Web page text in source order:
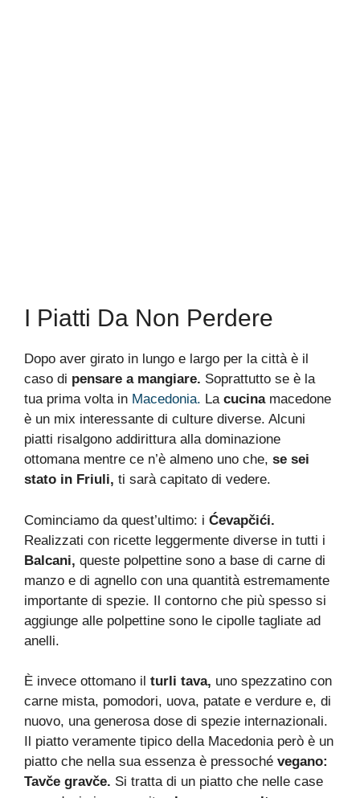
I Piatti Da Non Perdere
Dopo aver girato in lungo e largo per la città è il
caso di pensare a mangiare. Soprattutto se è la
tua prima volta in Macedonia. La cucinamacedone
è un mix interessante di culture diverse. Alcuni
piatti risalgono addirittura alla dominazione
ottomana mentre ce n’è almeno uno che, se sei
stato in Friuli, ti sarà capitato di vedere.
Cominciamo da quest’ultimo: i Ćevapčići.
Realizzati con ricette leggermente diverse in tutti i
Balcani, queste polpettine sono a base di carne di
manzo e di agnello con una quantità estremamente
importante di spezie. Il contorno che più spesso si
aggiunge alle polpettine sono le cipolle tagliate ad
anelli.
È invece ottomano il turli tava, uno spezzatino con
carne mista, pomodori, uova, patate e verdure e, di
nuovo, una generosa dose di spezie internazionali.
Il piatto veramente tipico della Macedonia però è un
piatto che nella sua essenza è pressoché vegano:
Tavče gravče. Si tratta di un piatto che nelle case